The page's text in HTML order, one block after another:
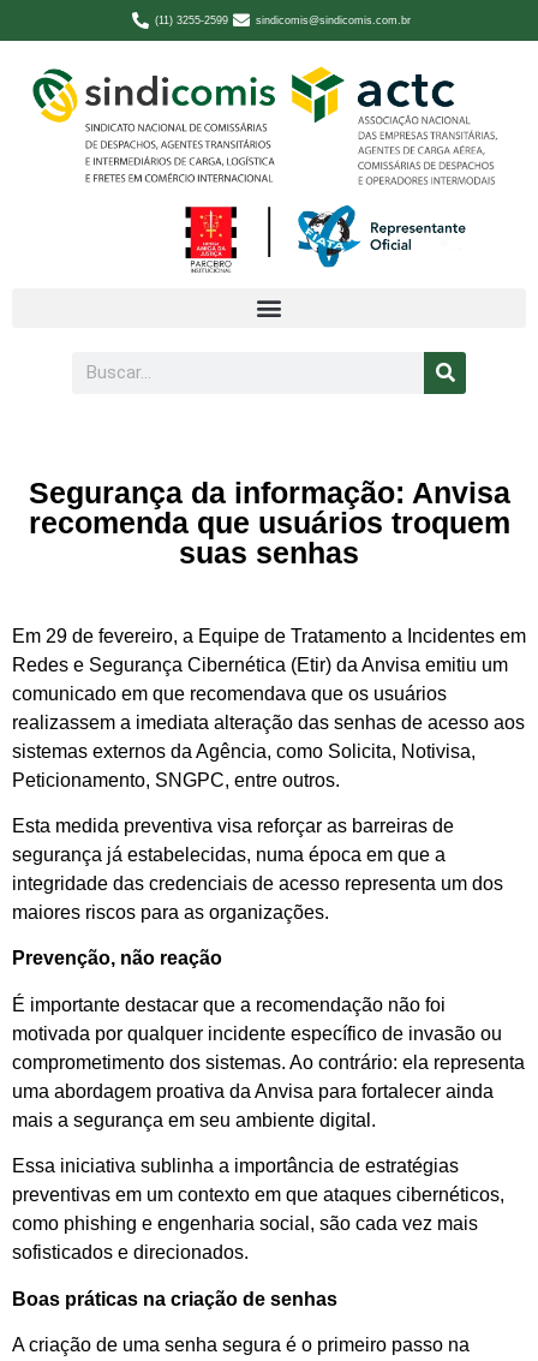
(11) 3255-2599 sindicomis@sindicomis.com.br
Segurança da informação: Anvisa
recomenda que usuários troquem
suas senhas
Em 29 de fevereiro, a Equipe de Tratamento a Incidentes em
Redes e Segurança Cibernética (Etir) da Anvisa emitiu um
comunicado em que recomendava que os usuários
realizassem a imediata alteração das senhas de acesso aos
sistemas externos da Agência, como Solicita, Notivisa,
Peticionamento, SNGPC, entre outros.
Esta medida preventiva visa reforçar as barreiras de
segurança já estabelecidas, numa época em que a
integridade das credenciais de acesso representa um dos
maiores riscos para as organizações.
Prevenção, não reação
É importante destacar que a recomendação não foi
motivada por qualquer incidente específico de invasão ou
comprometimento dos sistemas. Ao contrário: ela representa
uma abordagem proativa da Anvisa para fortalecer ainda
mais a segurança em seu ambiente digital.
Essa iniciativa sublinha a importância de estratégias
preventivas em um contexto em que ataques cibernéticos,
como phishing e engenharia social, são cada vez mais
sofisticados e direcionados.
Boas práticas na criação de senhas
A criação de uma senha segura é o primeiro passo na